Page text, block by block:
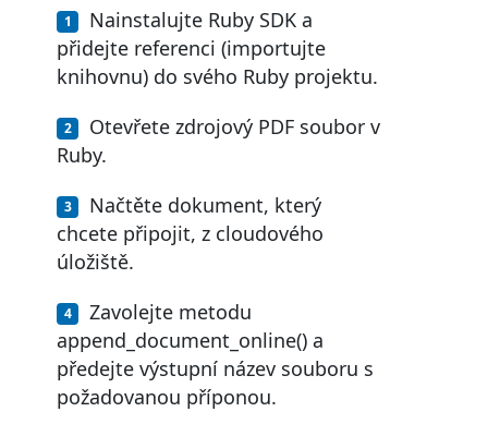
Nainstalujte Ruby SDK a
přidejte referenci (importujte
knihovnu) do svého Ruby projektu.
Otevřete zdrojový PDF soubor v
Ruby.
Načtěte dokument, který
chcete připojit, z cloudového
úložiště.
Zavolejte metodu
append_document_online() a
předejte výstupní název souboru s
požadovanou příponou.